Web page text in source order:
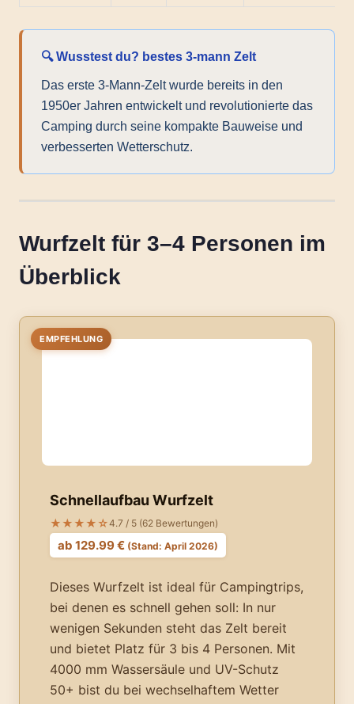
🔍 Wusstest du? bestes 3-mann Zelt
Das erste 3-Mann-Zelt wurde bereits in den
1950er Jahren entwickelt und revolutionierte das
Camping durch seine kompakte Bauweise und
verbesserten Wetterschutz.
Wurfzelt für 3–4 Personen im
Überblick
EMPFEHLUNG
Schnellaufbau Wurfzelt
★★★★☆4.7 / 5 (62 Bewertungen)
ab 129.99 € (Stand: April 2026)
Dieses Wurfzelt ist ideal für Campingtrips,
bei denen es schnell gehen soll: In nur
wenigen Sekunden steht das Zelt bereit
und bietet Platz für 3 bis 4 Personen. Mit
4000 mm Wassersäule und UV-Schutz
50+ bist du bei wechselhaftem Wetter